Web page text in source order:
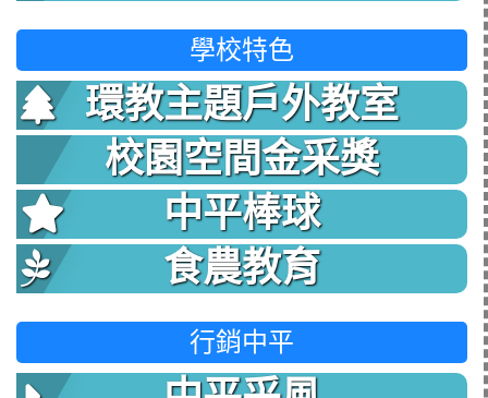
學校特色
環教主題戶外教室
校園空間金采獎
中平棒球
食農教育
行銷中平